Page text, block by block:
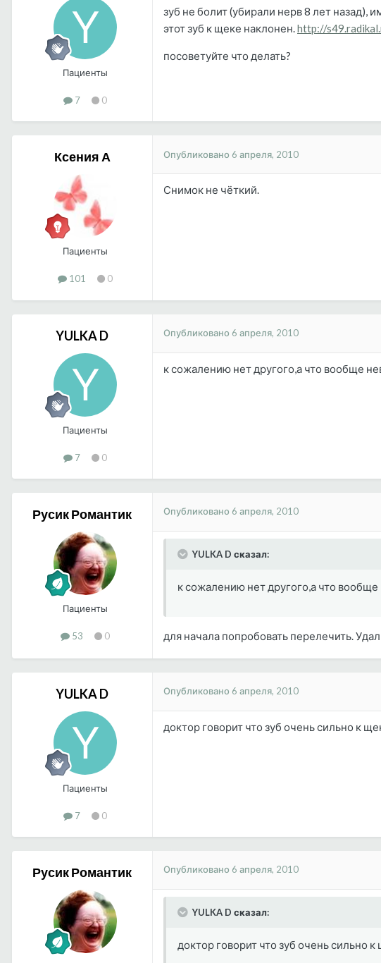
Пациенты
7 0
зуб не болит (убирали нерв 8 лет
этот зуб к щеке наклонен.http://
посоветуйте что делать?
Ксения А
Пациенты
101 0
Опубликовано 6 апреля, 2010
Снимок не чёткий.
YULKA D
Пациенты
7 0
Опубликовано 6 апреля, 2010
к сожалению нет другого,а что вообще
Русик Романтик
Пациенты
53 0
Опубликовано 6 апреля, 2010
YULKA D сказал:
к сожалению нет другого,а что
для начала попробовать перелечить.
YULKA D
Пациенты
7 0
Опубликовано 6 апреля, 2010
доктор говорит что зуб очень сильно к
Русик Романтик Опубликовано 6 апреля, 2010
YULKA D сказал:
доктор говорит что зуб очень сильно